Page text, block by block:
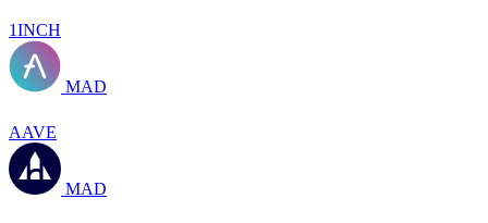
1INCH
MAD
AAVE
MAD